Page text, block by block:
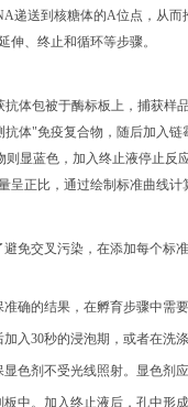
递送到核糖体的A位点，从而
伸、终止和循环等步骤。
抗体包被于酶标板上，捕获样
抗体"免疫复合物，随后加入
显蓝色，加入终止液停止反
呈正比，通过绘制标准曲线计
免交叉污染，在添加每个标
确的结果，在孵育步骤中需要
入30秒的浸泡期，或者在洗
色剂不受光线照射。显色剂应
中。加入终止液后，孔中形